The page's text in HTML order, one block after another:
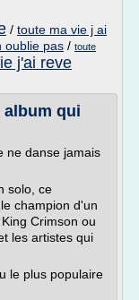
/ toute ma vie j ai
oublie pas / toute
j'ai reve
album qui
ne danse jamais
solo, ce
champion d'un
Crimson ou
les artistes qui
le plus populaire